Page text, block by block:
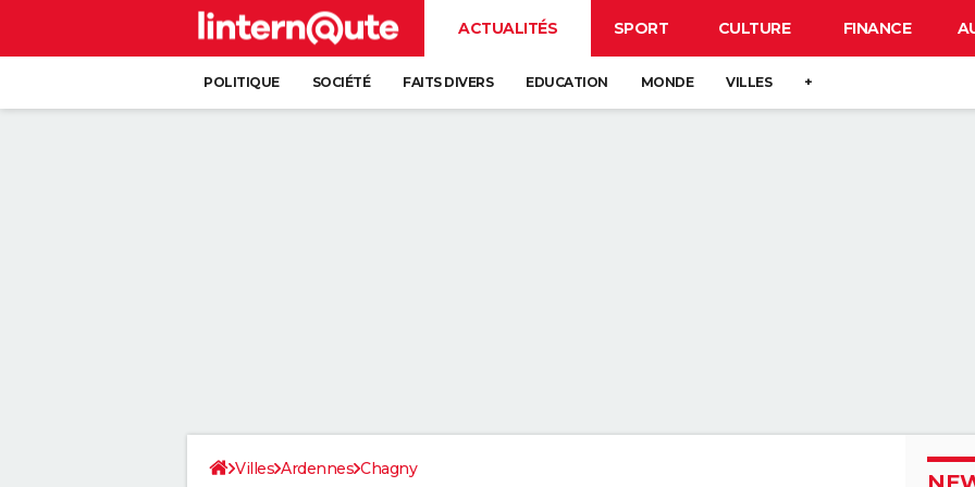
ACTUALITÉS SPORT CULTURE FINANCE
POLITIQUE SOCIÉTÉ FAITS DIVERS EDUCATION MONDE VILLES +
Villes Ardennes Chagny